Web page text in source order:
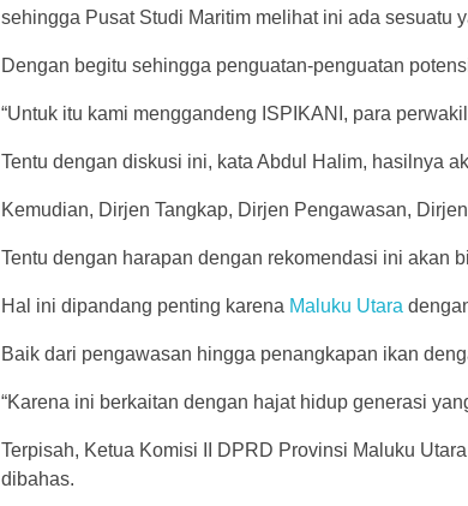
sehingga Pusat Studi Maritim melihat ini ada sesuatu
Dengan begitu sehingga penguatan-penguatan
“Untuk itu kami menggandeng ISPIKANI, para
Tentu dengan diskusi ini, kata Abdul Halim, hasilnya
Kemudian, Dirjen Tangkap, Dirjen Pengawasan,
Tentu dengan harapan dengan rekomendasi ini akan
Hal ini dipandang penting karena Maluku Utara
Baik dari pengawasan hingga penangkapan ikan
“Karena ini berkaitan dengan hajat hidup generasi
Terpisah, Ketua Komisi II DPRD Provinsi Maluku
dibahas.